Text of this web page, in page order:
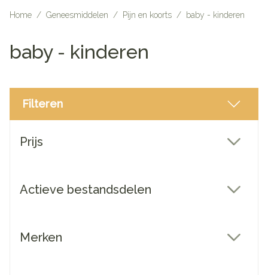
Home / Geneesmiddelen / Pijn en koorts / baby - kinderen
baby - kinderen
Filteren
Prijs
Actieve bestandsdelen
Merken